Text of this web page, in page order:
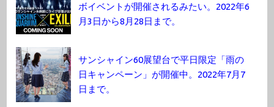
ボイベントが開催されるみたい。2022年6
月3日から8月28日まで。
サンシャイン60展望台で平日限定「雨の
日キャンペーン」が開催中。2022年7月7
日まで。